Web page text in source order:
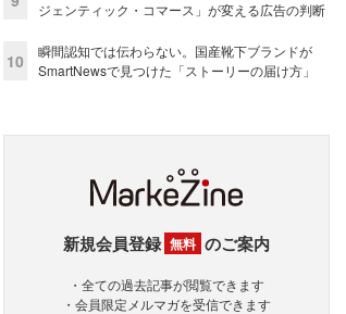
ジェンティック・コマース」が変える広告の判断
10
瞬間認知では伝わらない。国産靴下ブランドが
SmartNewsで見つけた「ストーリーの届け方」
新規会員登録 無料 のご案内
・全ての過去記事が閲覧できます
・会員限定メルマガを受信できます